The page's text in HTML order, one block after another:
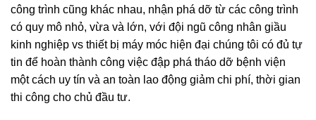
công trình cũng khác nhau, nhận phá dỡ từ các công trình
có quy mô nhỏ, vừa và lớn, với đội ngũ công nhân giầu
kinh nghiệp vs thiết bị máy móc hiện đại chúng tôi có đủ tự
tin để hoàn thành công việc đập phá tháo dỡ bệnh viện
một cách uy tín và an toàn lao động giảm chi phí, thời gian
thi công cho chủ đầu tư.